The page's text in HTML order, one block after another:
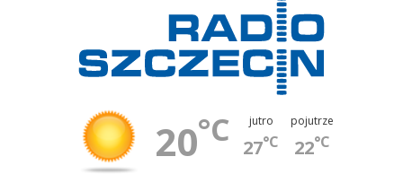
20°C jutro
27°C
pojutrze
22°C